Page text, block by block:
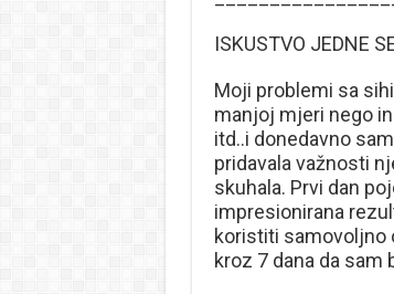
ISKUSTVO JEDNE
Moji problemi sa
manjoj mjeri nego
itd..i donedavno
pridavala važnosti
skuhala. Prvi dan
impresionirana
koristiti samovoljno
kroz 7 dana da sam